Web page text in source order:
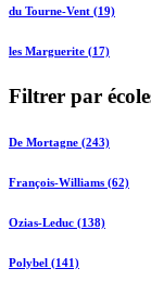
du Tourne-Vent (19)
les Marguerite (17)
Filtrer par
De Mortagne (243)
François-Williams (62)
Ozias-Leduc (138)
Polybel (141)